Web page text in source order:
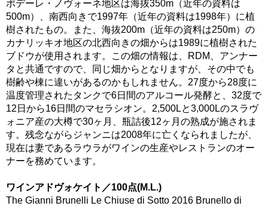
ポデーレ・ノヴォーネ地区は海抜350m（近年の資料は
500m）、南西向きで1997年（近年の資料は1998年）に植
樹されたもの。また、海抜200m（近年の資料は250m）の
カナリッキオ地区の北西向きの畑からは1989に植樹された
ブドウが使用されます。この畑の情報は、RDM、アンナー
タと共通ですので、同じ畑からとなりますが、その中でも
樹齢や棟に違いがあるのかもしれません。27度から28度に
温度管理されたタンクで6日間のアルコール発酵と、32度で
12日から16日間のマセラシオン。2,500Lと3,000Lのスラヴ
ォニア産の大樽で30ヶ月、瓶詰後12ヶ月の熟成が施されま
す。残念ながらジャンニは2008年に亡くなられましたが、
現在は妻であるラウラがワインの生産やレストランのオー
ナーを務めています。
ワインアドヴォケイト／100点(M.L.)
The Gianni Brunelli Le Chiuse di Sotto 2016 Brunello di